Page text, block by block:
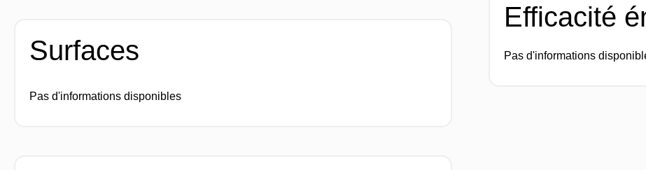
Surfaces
Pas d'informations disponibles
Efficacité
Pas d'informations